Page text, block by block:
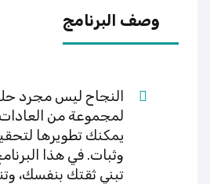
وصف البرنامج
النجاح ليس مجرد
لمجموعة من العادات
يمكنك تطويرها
وثبات. في هذا
تبني ثقتك بنفسك،